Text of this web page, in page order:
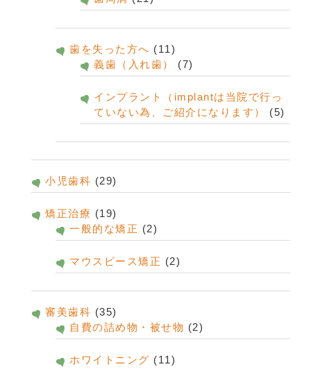
歯を失った方へ (11)
義歯（入れ歯）
(7)
インプラント（implantは当院で行っ
ていない為、ご紹介になります）
(5)
小児歯科 (29)
矯正治療 (19)
一般的な矯正 (2)
マウスピース矯正 (2)
審美歯科 (35)
自費の詰め物・被せ物 (2)
ホワイトニング (11)